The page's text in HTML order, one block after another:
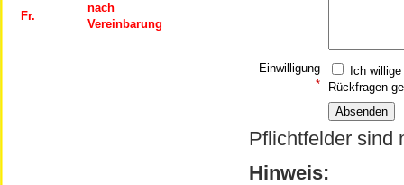
Fr.
nach
Vereinbarung
Einwilligung
*
Ich
Rückfragen
Pflichtfelder sind
Hinweis: